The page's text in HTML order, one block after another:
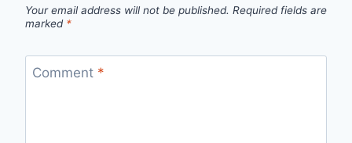
Your email address will not be published. Required fields are
marked *
Comment *